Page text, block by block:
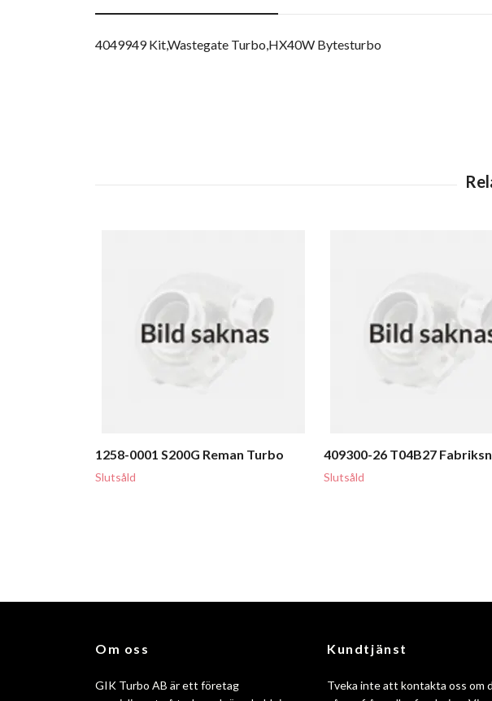
4049949 Kit,Wastegate Turbo,HX40W Bytesturbo
1258-0001 S200G Reman Turbo
Slutsåld
409300-26 T04B27
Slutsåld
Om oss
GIK Turbo AB är ett företag
Kundtjänst
Tveka inte att kontakta oss om